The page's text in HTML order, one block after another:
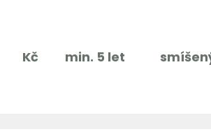
Kč min. 5 let